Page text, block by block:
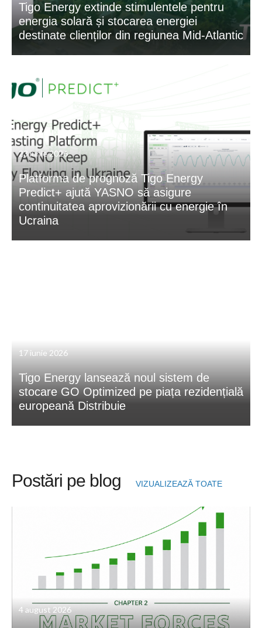
Tigo Energy extinde stimulentele pentru
energia solară și stocarea energiei
destinate clienților din regiunea Mid-Atlantic
23 iunie 2026
Platforma de prognoză Tigo Energy
Predict+ ajută YASNO să asigure
continuitatea aprovizionării cu energie în
Ucraina
17 iunie 2026
Tigo Energy lansează noul sistem de
stocare GO Optimized pe piața rezidențială
europeană Distribuie
Postări pe blog VIZUALIZEAZĂ TOATE
4 august 2026